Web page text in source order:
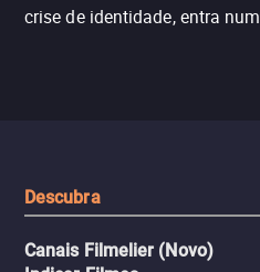
crise de identidade, entra num
Descubra
Canais Filmelier (Novo)